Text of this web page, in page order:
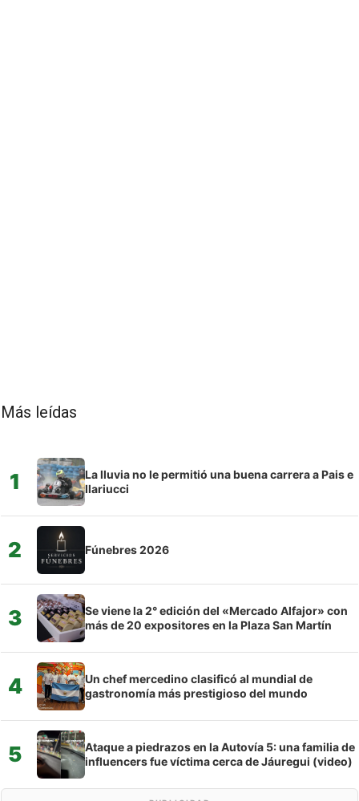
Más leídas
1
La lluvia no le permitió una buena carrera a Pais e
Ilariucci
2 Fúnebres 2026
3
Se viene la 2° edición del «Mercado Alfajor» con
más de 20 expositores en la Plaza San Martín
4
Un chef mercedino clasificó al mundial de
gastronomía más prestigioso del mundo
5
Ataque a piedrazos en la Autovía 5: una familia de
influencers fue víctima cerca de Jáuregui (video)